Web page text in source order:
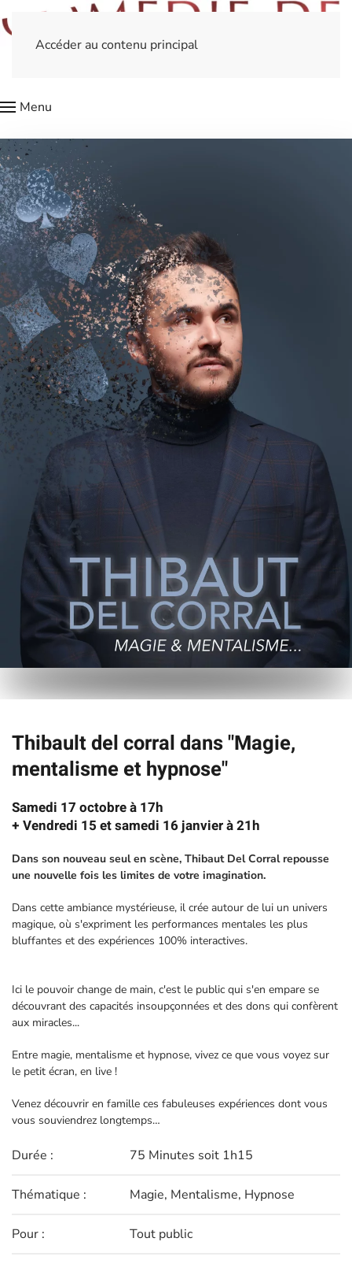
Accéder au contenu principal
Menu
Thibault del corral dans "Magie,
mentalisme et hypnose"
Samedi 17 octobre à 17h
+ Vendredi 15 et samedi 16 janvier à 21h
Dans son nouveau seul en scène, Thibaut Del Corral repousse
une nouvelle fois les limites de votre imagination.
Dans cette ambiance mystérieuse, il crée autour de lui un univers
magique, où s'expriment les performances mentales les plus
bluffantes et des expériences 100% interactives.
Ici le pouvoir change de main, c'est le public qui s'en empare se
découvrant des capacités insoupçonnées et des dons qui confèrent
aux miracles...
Entre magie, mentalisme et hypnose, vivez ce que vous voyez sur
le petit écran, en live !
Venez découvrir en famille ces fabuleuses expériences dont vous
vous souviendrez longtemps…
Durée : 75 Minutes soit 1h15
Thématique : Magie, Mentalisme, Hypnose
Pour : Tout public